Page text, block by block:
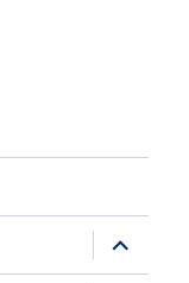
anzeigen